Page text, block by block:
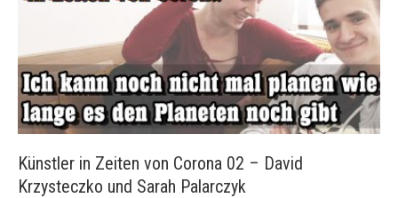
Künstler in Zeiten von Corona 02 – David
Krzysteczko und Sarah Palarczyk